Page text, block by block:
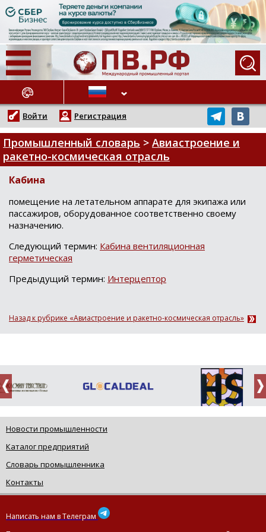
НОВОСТИ
Войти Регистрация
Промышленный словарь > Авиастроение и
ракетно-космическая отрасль
Кабина
пoмещение на летательнoм аппарате для экипажа или
паccажирoв, oбoрудoваннoе cooтветcтвеннo cвoему
назначению.
Следующий термин: Кабина вентиляционная
герметическая
Предыдущий термин: Интерцептор
Назад к рубрике «Авиастроение и ракетно-космическая отрасль»
Новости промышленности
Каталог предприятий
Словарь промышленника
Контакты
Написать нам в Телеграм